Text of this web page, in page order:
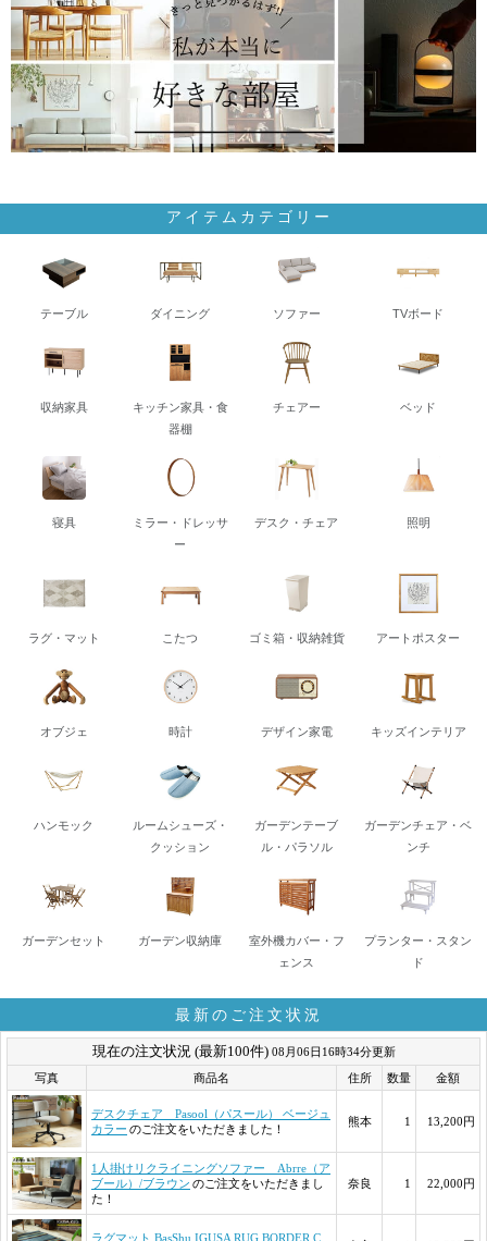
アイテムカテゴリー
テーブル ダイニング ソファー TVボード
収納家具
キッチン家具・食
器棚
チェアー ベッド
寝具
ミラー・ドレッサ
ー
デスク・チェア 照明
ラグ・マット こたつ ゴミ箱・収納雑貨 アートポスター
オブジェ 時計 デザイン家電 キッズインテリア
ハンモック
ルームシューズ・
クッション
ガーデンテーブ
ル・パラソル
ガーデンチェア・ベ
ンチ
ガーデンセット ガーデン収納庫
室外機カバー・フ
ェンス
プランター・スタン
ド
最新のご注文状況